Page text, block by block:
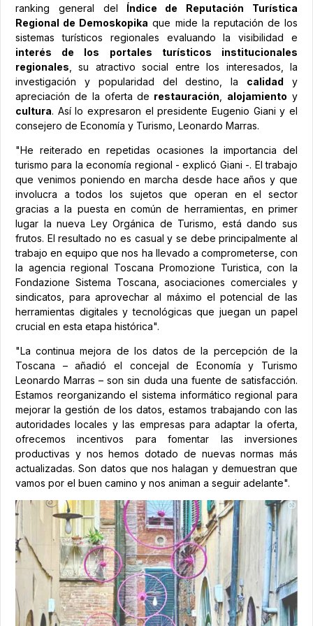
ranking general del Índice de Reputación Turística
Regional de Demoskopika que mide la reputación de los
sistemas turísticos regionales evaluando la visibilidad e
interés de los portales turísticos institucionales
regionales , su atractivo social entre los interesados, la
investigación y popularidad del destino, la calidad y
apreciación de la oferta de restauración alojamiento y
cultura. Así lo expresaron el presidente Eugenio Giani y el
consejero de Economía y Turismo, Leonardo Marras.
"He reiterado en repetidas ocasiones la importancia del
turismo para la economía regional - explicó Giani -. El trabajo
que venimos poniendo en marcha desde hace años y que
involucra a todos los sujetos que operan en el sector
gracias a la puesta en común de herramientas, en primer
lugar la nueva Ley Orgánica de Turismo, está dando sus
frutos. El resultado no es casual y se debe principalmente al
trabajo en equipo que nos ha llevado a comprometerse, con
la agencia regional Toscana Promozione Turistica, con la
Fondazione Sistema Toscana, asociaciones comerciales y
sindicatos, para aprovechar al máximo el potencial de las
herramientas digitales y tecnológicas que juegan un papel
crucial en esta etapa histórica".
"La continua mejora de los datos de la percepción de la
Toscana – añadió el concejal de Economía y Turismo
Leonardo Marras – son sin duda una fuente de satisfacción.
Estamos reorganizando el sistema informático regional para
mejorar la gestión de los datos, estamos trabajando con las
autoridades locales y las empresas para adaptar la oferta,
ofrecemos incentivos para fomentar las inversiones
productivas y nos hemos dotado de nuevas normas más
actualizadas. Son datos que nos halagan y demuestran que
vamos por el buen camino y nos animan a seguir adelante".